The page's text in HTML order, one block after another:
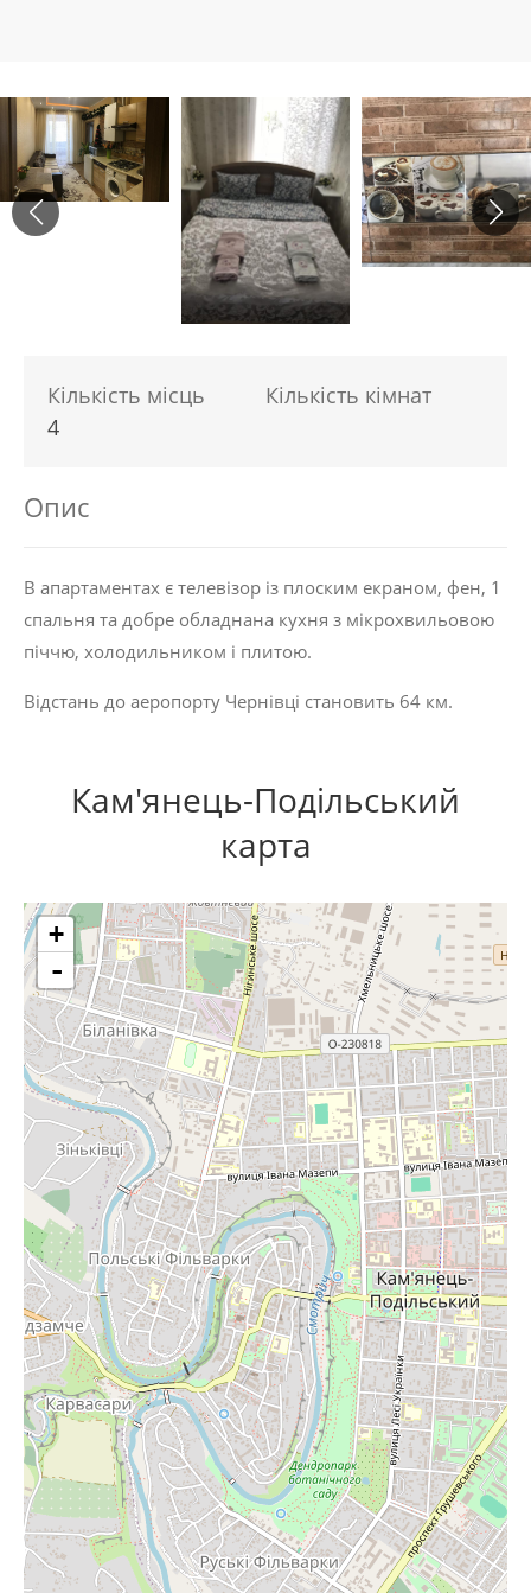
Кількість місць
4
Кількість кімнат
Опис
В апартаментах є телевізор із плоским екраном, фен, 1
спальня та добре обладнана кухня з мікрохвильовою
піччю, холодильником і плитою.
Відстань до аеропорту Чернівці становить 64 км.
Кам'янець-Подільський
карта
+
-